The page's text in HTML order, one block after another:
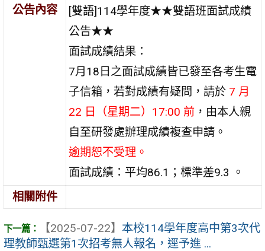
公告內容
[雙語]114學年度★★雙語班面試成績
公告★★
面試成績結果：
7月18日之面試成績皆已發至各考生電
子信箱，若對成績有疑問，請於 7 月
22 日（星期二）17:00 前 ，由本人親
自至研發處辦理成績複查申請。
逾期恕不受理。
面試成績：平均86.1；標準差9.3 。
相關附件
【2025-07-22】 本校114學年度高中第3次代
理教師甄選第1次招考無人報名，逕予進 ...